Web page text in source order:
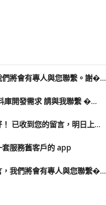
們將會有專人與您聯繫。謝�...
庫開發需求 請與我聯繫 �...
已收到您的留言，明日上...
服務舊客戶的 app
，我們將會有專人與您聯繫�...